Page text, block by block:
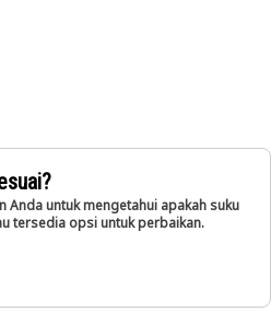
Anda untuk mengetahui apakah suku
tersedia opsi untuk perbaikan.